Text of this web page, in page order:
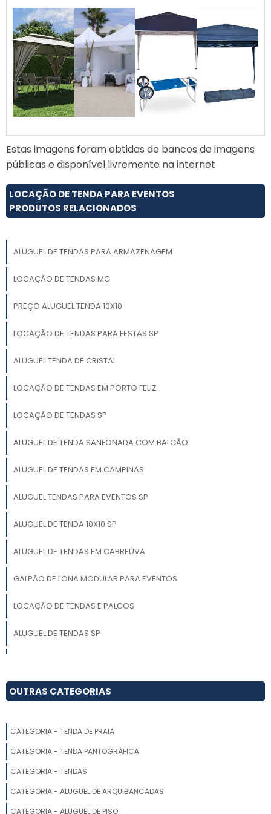
Estas imagens foram obtidas de bancos de imagens
públicas e disponível livremente na internet
LOCAÇÃO DE TENDA PARA EVENTOS
PRODUTOS RELACIONADOS
ALUGUEL DE TENDAS PARA ARMAZENAGEM
LOCAÇÃO DE TENDAS MG
PREÇO ALUGUEL TENDA 10X10
LOCAÇÃO DE TENDAS PARA FESTAS SP
ALUGUEL TENDA DE CRISTAL
LOCAÇÃO DE TENDAS EM PORTO FELIZ
LOCAÇÃO DE TENDAS SP
ALUGUEL DE TENDA SANFONADA COM BALCÃO
ALUGUEL DE TENDAS EM CAMPINAS
ALUGUEL TENDAS PARA EVENTOS SP
ALUGUEL DE TENDA 10X10 SP
ALUGUEL DE TENDAS EM CABREÚVA
GALPÃO DE LONA MODULAR PARA EVENTOS
LOCAÇÃO DE TENDAS E PALCOS
ALUGUEL DE TENDAS SP
ALUGUEL DE TENDAS SOROCABA
LOCAÇÃO DE TENDAS PREÇO
LOCAÇÃO DE TENDAS EM SALTO SP
OUTRAS CATEGORIAS
CATEGORIA - TENDA DE PRAIA
CATEGORIA - TENDA PANTOGRÁFICA
CATEGORIA - TENDAS
CATEGORIA - ALUGUEL DE ARQUIBANCADAS
CATEGORIA - ALUGUEL DE PISO